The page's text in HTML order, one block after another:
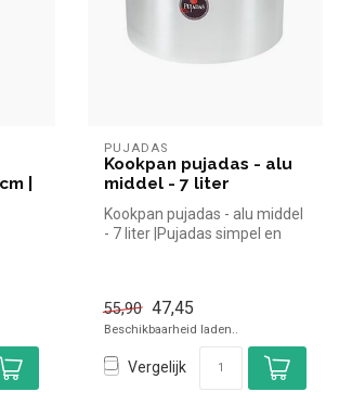
|
PUJADAS
Kookpan pujadas - alu
middel - 7 liter
Kookpan pujadas - alu middel
- 7 liter |Pujadas simpel en
55,90 47,45
Beschikbaarheid laden..
Vergelijk